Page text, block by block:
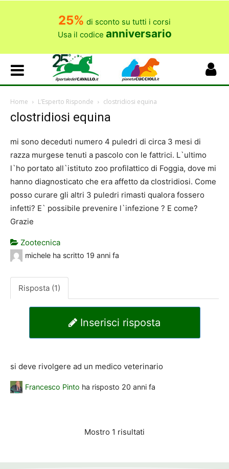
25% di sconto su tutti i corsi
Usa il codice anniversario
Home L’Esperto Risponde clostridiosi equina
clostridiosi equina
mi sono deceduti numero 4 puledri di circa 3 mesi di
razza murgese tenuti a pascolo con le fattrici. L`ultimo
l`ho portato all`istituto zoo profilattico di Foggia, dove mi
hanno diagnosticato che era affetto da clostridiosi. Come
posso curare gli altri 3 puledri rimasti qualora fossero
infetti? E` possibile prevenire l`infezione ? E come?
Grazie
Zootecnica
michele ha scritto 19 anni fa
Risposta (1)
Inserisci risposta
si deve rivolgere ad un medico veterinario
Francesco Pinto ha risposto 20 anni fa
Mostro 1 risultati